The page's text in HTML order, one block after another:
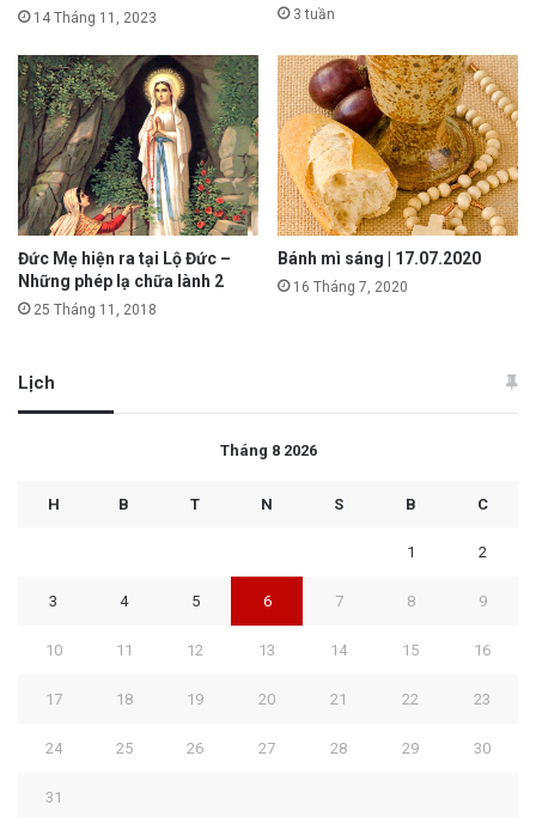
14 Tháng 11, 2023 3 tuần
Đức Mẹ hiện ra tại Lộ Đức –
Những phép lạ chữa lành 2
25 Tháng 11, 2018
Bánh mì sáng | 17.07.2020
16 Tháng 7, 2020
Lịch
Tháng 8 2026
H B T N S B C
1 2
3 4 5 6 7 8 9
10 11 12 13 14 15 16
17 18 19 20 21 22 23
24 25 26 27 28 29 30
31